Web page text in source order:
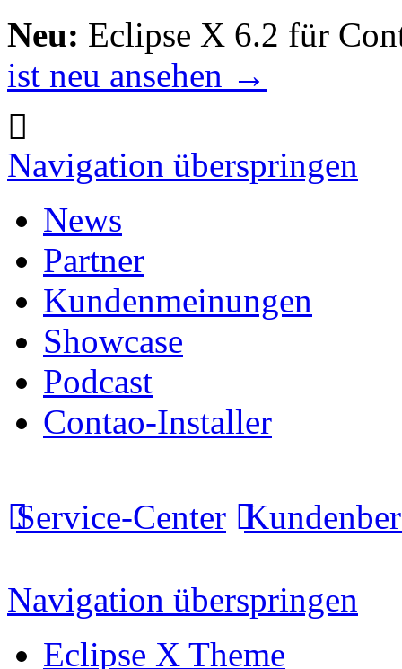
Neu: Eclipse X 6.2 für
ist neu ansehen →
Navigation überspringen
News
Partner
Kundenmeinungen
Showcase
Podcast
Contao-Installer
Service-Center
Navigation überspringen
Eclipse X Theme